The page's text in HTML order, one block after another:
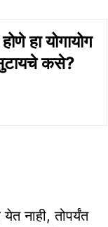
हा योगायोग
कसे?
नाही, तोपर्यंत